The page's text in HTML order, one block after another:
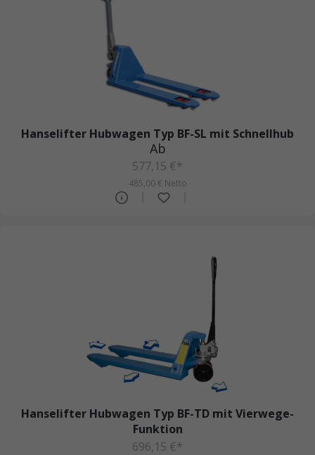
Hanselifter Hubwagen Typ BF-SL mit Schnellhub
Ab
577,15 €*
485,00 € Netto
Hanselifter Hubwagen Typ BF-TD mit Vierwege-
Funktion
696,15 €*